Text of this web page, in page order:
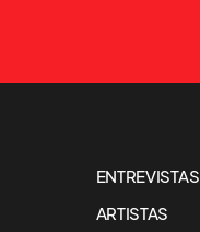
ENTREVISTAS
ARTISTAS